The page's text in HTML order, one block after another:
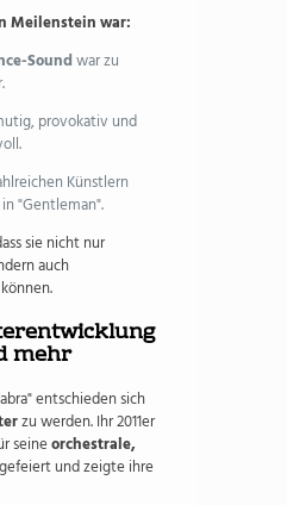
Meilenstein war:
Soundwar zu
provokativ und
Künstlern
"Gentleman".
sie nicht nur
auch
können.
mehr
entschieden sich
zu werden. Ihr 2011er
seineorchestrale,
gefeiert und zeigte ihre